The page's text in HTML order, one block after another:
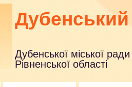
Дубенської міської ради
Рівненської області